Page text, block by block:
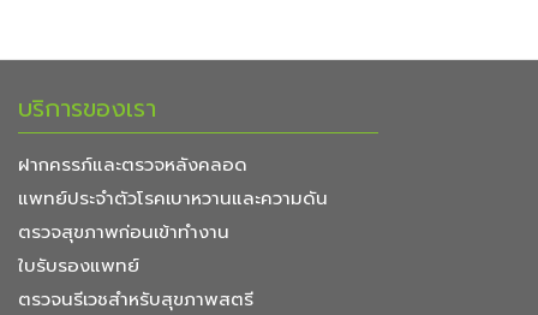
บริการของเรา
ฝากครรภ์และตรวจหลังคลอด
แพทย์ประจำตัวโรคเบาหวานและความดัน
ตรวจสุขภาพก่อนเข้าทำงาน
ใบรับรองแพทย์
ตรวจนรีเวชสำหรับสุขภาพสตรี